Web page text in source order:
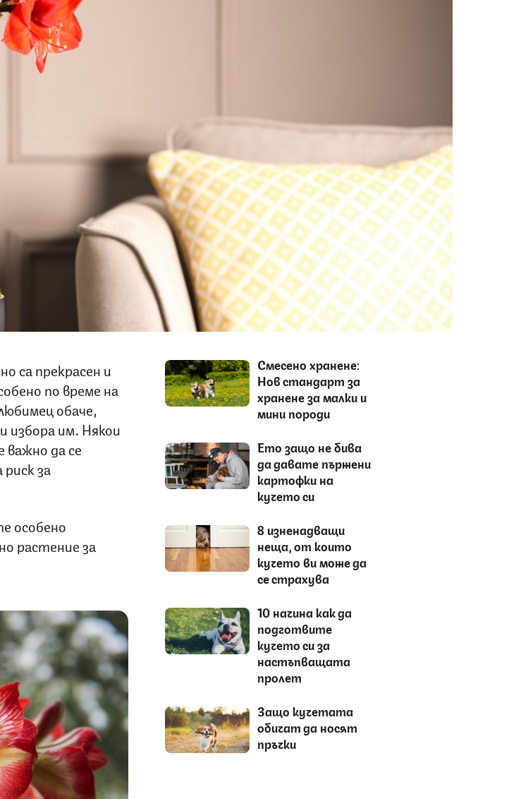
Снимка: iStock
са прекрасен и
по време на
обаче,
избора им. Някои
да се
за
особено
растение за
Смесено хранене:
Нов стандарт за
хранене за малки и
мини породи
Ето защо не бива
да давате пържени
картофки на
кучето си
8 изненадващи
неща, от които
кучето ви може да
се страхува
10 начина как да
подготвите
кучето си за
настъпващата
пролет
Защо кучетата
обичат да носят
пръчки